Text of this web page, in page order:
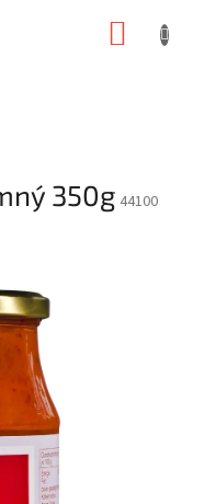
350g 44100